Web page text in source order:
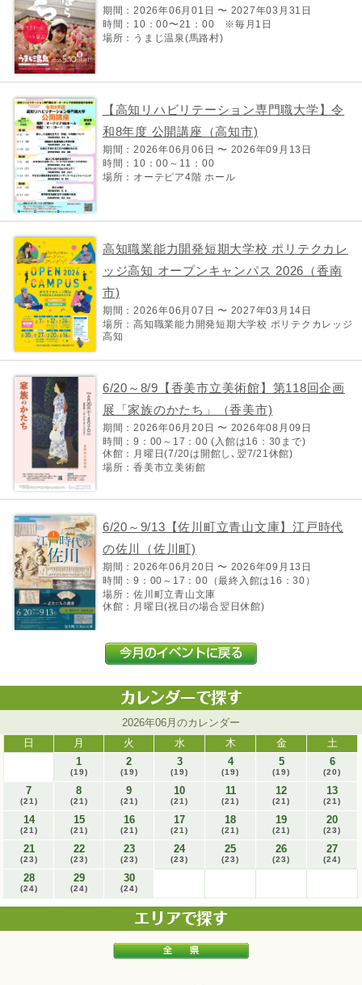
期間：2026年06月01日 〜 2027年03月31日
時間：10：00〜21：00 ※毎月1日
場所：うまじ温泉(馬路村)
【高知リハビリテーション専門職大学】令
和8年度 公開講座（高知市)
期間：2026年06月06日 〜 2026年09月13日
時間：10：00～11：00
場所：オーテピア4階 ホール
高知職業能力開発短期大学校 ポリテクカレ
ッジ高知 オープンキャンパス 2026（香南
市)
期間：2026年06月07日 〜 2027年03月14日
場所：高知職業能力開発短期大学校 ポリテクカレッジ
高知
6/20～8/9【香美市立美術館】第118回企画
展「家族のかたち」（香美市)
期間：2026年06月20日 〜 2026年08月09日
時間：9：00～17：00 (入館は16：30まで)
休館：月曜日(7/20は開館し､翌7/21休館)
場所：香美市立美術館
6/20～9/13【佐川町立青山文庫】江戸時代
の佐川（佐川町)
期間：2026年06月20日 〜 2026年09月13日
時間：9：00～17：00（最終入館は16：30）
場所：佐川町立青山文庫
休館：月曜日(祝日の場合翌日休館)
2026年06月のカレンダー
日
月 火 水 木 金
土
1
(19)
2
(19)
3
(19)
4
(19)
5
(19)
6
(20)
7
(21)
8
(21)
9
(21)
10
(21)
11
(21)
12
(21)
13
(21)
14
(21)
15
(21)
16
(21)
17
(21)
18
(21)
19
(21)
20
(23)
21
(23)
22
(23)
23
(23)
24
(23)
25
(23)
26
(23)
27
(24)
28
(24)
29
(24)
30
(24)